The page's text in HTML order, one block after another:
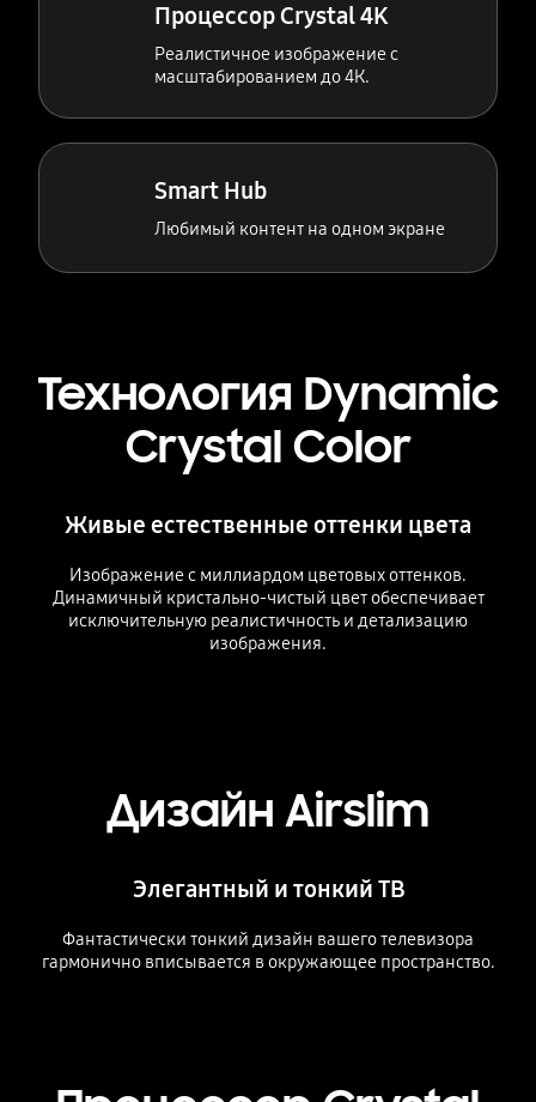
Процессор Crystal 4K
Реалистичное изображение с
масштабированием до 4К.
Smart Hub
Любимый контент на одном экране
Технология Dynamic
Crystal Color
Живые естественные оттенки цвета
Изображение с миллиардом цветовых оттенков.
Динамичный кристально-чистый цвет обеспечивает
исключительную реалистичность и детализацию
изображения.
Дизайн Airslim
Элегантный и тонкий ТВ
Фантастически тонкий дизайн вашего телевизора
гармонично вписывается в окружающее пространство.